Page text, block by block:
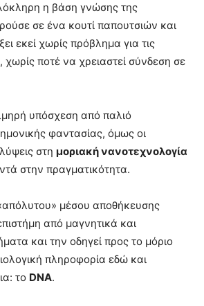
η βάση γνώσης της
σε ένα κουτί παπουτσιών και
εκεί χωρίς πρόβλημα για τις
χωρίς ποτέ να χρειαστεί σύνδεση σε
υπόσχεση από παλιό
φαντασίας, όμως οι
στη μοριακή νανοτεχνολογία
στην πραγματικότητα.
μέσου αποθήκευσης
από μαγνητικά και
και την οδηγεί προς το μόριο
πληροφορία εδώ και
το DNA.